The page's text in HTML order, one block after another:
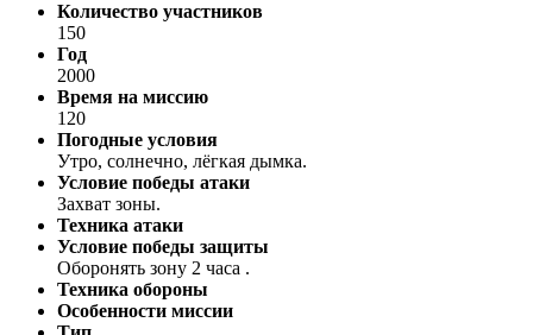
Количество участников
150
Год
2000
Время на миссию
120
Погодные условия
Утро, солнечно, лёгкая дымка.
Условие победы атаки
Захват зоны.
Техника атаки
Условие победы защиты
Оборонять зону 2 часа .
Техника обороны
Особенности миссии